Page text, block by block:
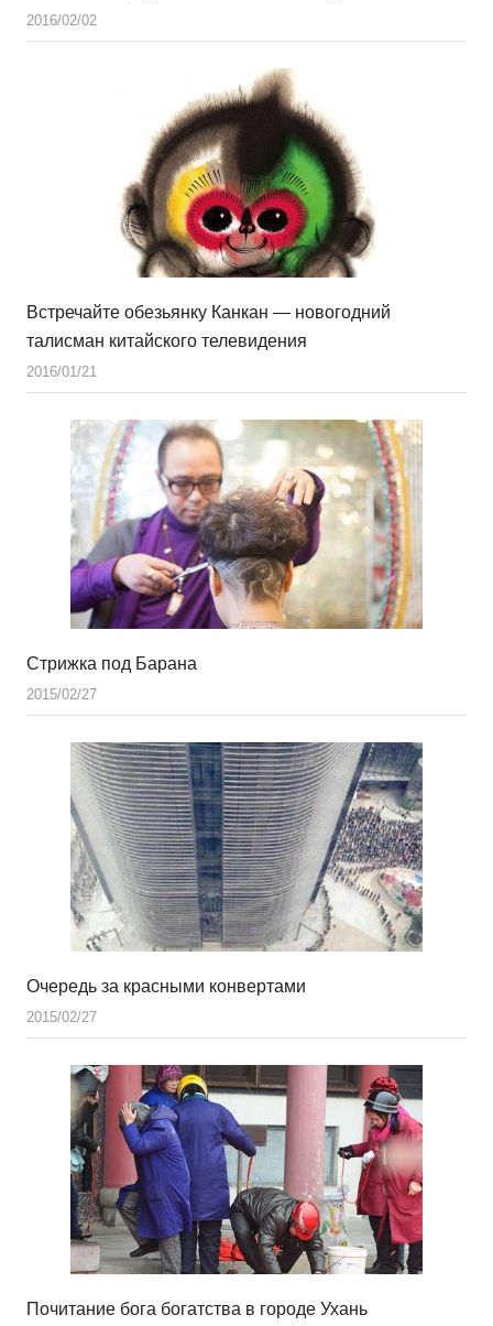
2016/02/02
Встречайте обезьянку Канкан — новогодний
талисман китайского телевидения
2016/01/21
Стрижка под Барана
2015/02/27
Очередь за красными конвертами
2015/02/27
Почитание бога богатства в городе Ухань